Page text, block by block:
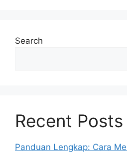
Search
Recent Posts
Panduan Lengkap: Cara